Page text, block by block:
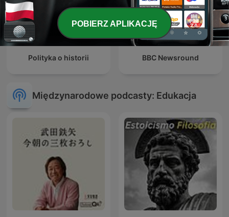
Polityka o historii BBC Newsround
Międzynarodowe podcasty: Edukacja
POBIERZ APLIKACJĘ